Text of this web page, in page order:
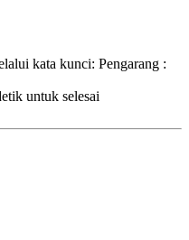
kata kunci: Pengarang :
untuk selesai